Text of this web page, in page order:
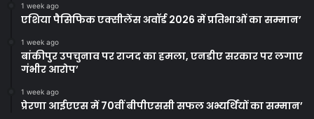
1 week ago
एशिया पैसिफिक एक्सीलेंस अवॉर्ड 2026 में प्रतिभाओं का सम्मान’
1 week ago
बांकीपुर उपचुनाव पर राजद का हमला, एनडीए सरकार पर लगाए
गंभीर आरोप’
1 week ago
प्रेरणा आईएएस में 70वीं बीपीएससी सफल अभ्यर्थियों का सम्मान’